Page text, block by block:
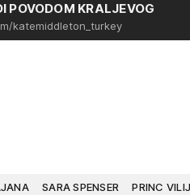
POVODOM KRALJEVOG
katemiddleton_turkey
SARA SPENSER PRINC